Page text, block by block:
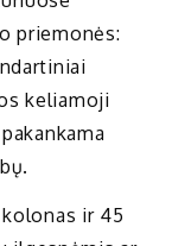
priemonės:
keliamoji
ir 45